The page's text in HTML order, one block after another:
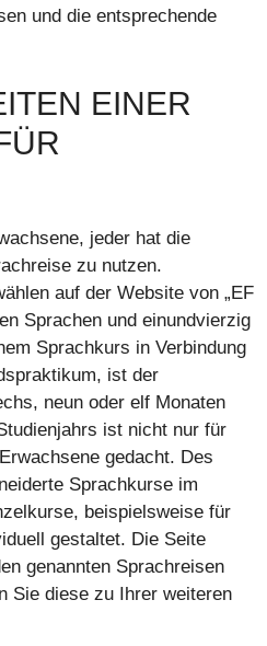
und die entsprechende
EINER
jeder hat die
zu nutzen.
auf der Website von „EF
Sprachen und einundvierzig
Sprachkurs in Verbindung
ist der
neun oder elf Monaten
ist nicht nur für
gedacht. Des
Sprachkurse im
beispielsweise für
gestaltet. Die Seite
genannten Sprachreisen
Sie diese zu Ihrer weiteren